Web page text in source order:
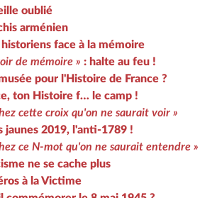
oublié
arménien
face à la mémoire
de mémoire » : halte au feu !
pour l'Histoire de France ?
ton Histoire f… le camp !
cette croix qu'on ne saurait voir »
jaunes 2019, l'anti-1789 !
ce N-mot qu'on ne saurait entendre »
ne se cache plus
à la Victime